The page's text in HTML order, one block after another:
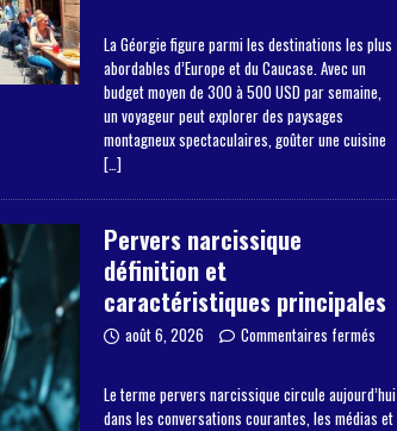
La Géorgie figure parmi les destinations les plus
abordables d’Europe et du Caucase. Avec un
budget moyen de 300 à 500 USD par semaine,
un voyageur peut explorer des paysages
montagneux spectaculaires, goûter une cuisine
[…]
Pervers narcissique
définition et
caractéristiques principales
août 6, 2026 Commentaires fermés
Le terme pervers narcissique circule aujourd’hui
dans les conversations courantes, les médias et